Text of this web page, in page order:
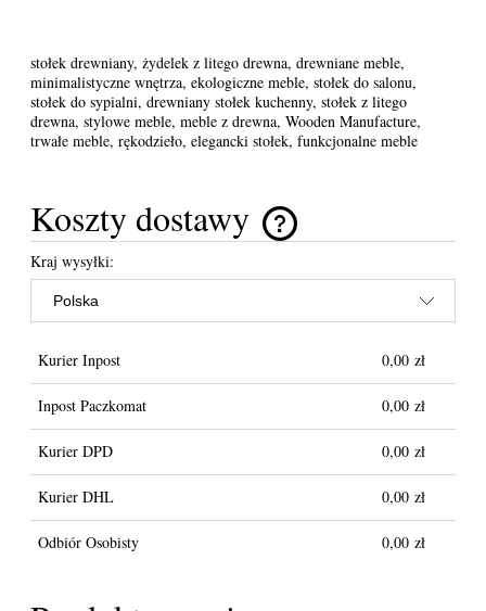
stołek drewniany, żydelek z litego drewna, drewniane meble,
minimalistyczne wnętrza, ekologiczne meble, stołek do salonu,
stołek do sypialni, drewniany stołek kuchenny, stołek z litego
drewna, stylowe meble, meble z drewna, Wooden Manufacture,
trwałe meble, rękodzieło, elegancki stołek, funkcjonalne meble
Koszty dostawy
Cena nie zawiera ewentualnych kosztów płatności
Kraj wysyłki:
Kurier Inpost 0,00 zł
Inpost Paczkomat 0,00 zł
Kurier DPD 0,00 zł
Kurier DHL 0,00 zł
Odbiór Osobisty 0,00 zł